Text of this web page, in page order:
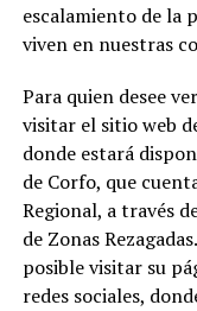
escalamiento de la
viven en nuestras
Para quien desee
visitar el sitio web
donde estará
de Corfo, que
Regional, a través
de Zonas
posible visitar su
redes sociales,